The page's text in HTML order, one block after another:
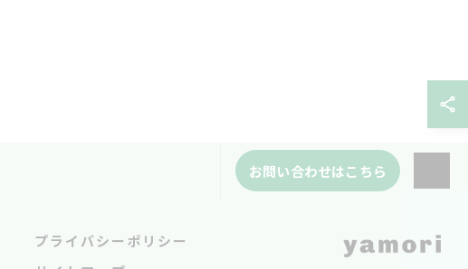
お問い合わせはこちら
プライバシーポリシー